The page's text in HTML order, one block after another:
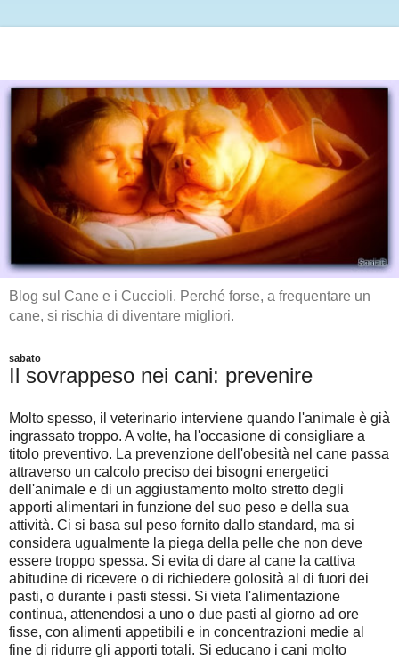
Blog sul Cane e i Cuccioli. Perché forse, a frequentare un
cane, si rischia di diventare migliori.
sabato
Il sovrappeso nei cani: prevenire
Molto spesso, il veterinario interviene quando l'animale è già
ingrassato troppo. A volte, ha l'occasione di consigliare a
titolo preventivo. La prevenzione dell'obesità nel cane passa
attraverso un calcolo preciso dei bisogni energetici
dell'animale e di un aggiustamento molto stretto degli
apporti alimentari in funzione del suo peso e della sua
attività. Ci si basa sul peso fornito dallo standard, ma si
considera ugualmente la piega della pelle che non deve
essere troppo spessa. Si evita di dare al cane la cattiva
abitudine di ricevere o di richiedere golosità al di fuori dei
pasti, o durante i pasti stessi. Si vieta l'alimentazione
continua, attenendosi a uno o due pasti al giorno ad ore
fisse, con alimenti appetibili e in concentrazioni medie al
fine di ridurre gli apporti totali. Si educano i cani molto